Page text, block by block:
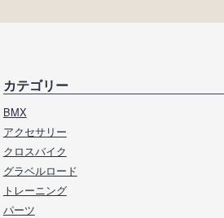
カテゴリー
BMX
アクセサリー
クロスバイク
グラベルロード
トレーニング
パーツ